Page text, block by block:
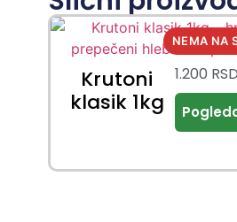
Krutoni
klasik 1kg
1.200 RSD